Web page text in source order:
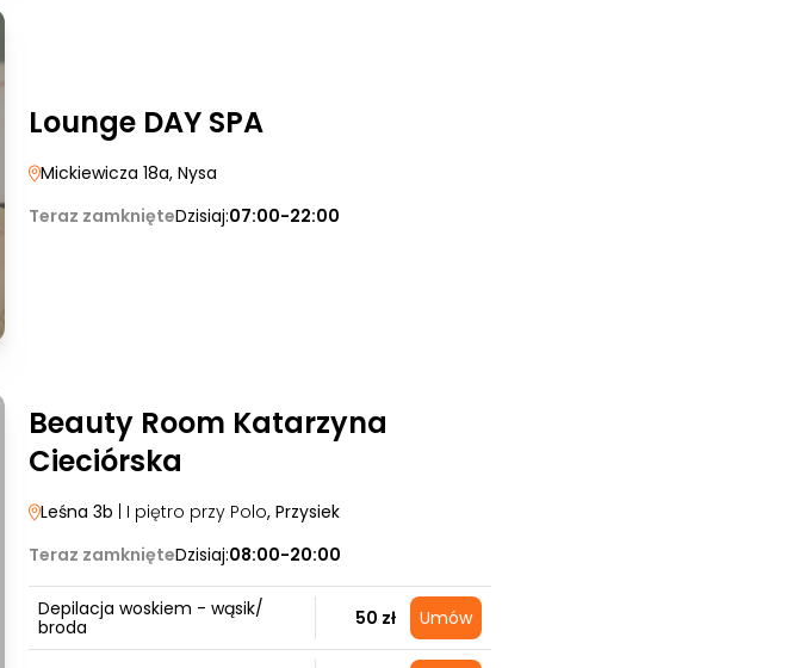
Lounge DAY SPA
Mickiewicza 18a, Nysa
Teraz zamknięteDzisiaj:07:00-22:00
Beauty Room Katarzyna
Cieciórska
Leśna 3b | I piętro przy Polo, Przysiek
Teraz zamknięteDzisiaj:08:00-20:00
Depilacja woskiem - wąsik/
broda
50 zł Umów